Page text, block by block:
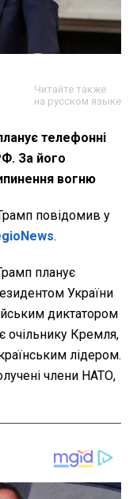
Читайте также
на русском языке
телефонні
За його
вогню
повідомив у
.
планує
України
диктатором
очільнику Кремля,
лідером.
члени НАТО,